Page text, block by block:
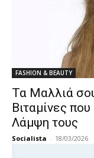
FASHION & BEAUTY
Τα Μαλλιά
Βιταμίνες
Λάμψη τους
Socialista - 18/03/2026